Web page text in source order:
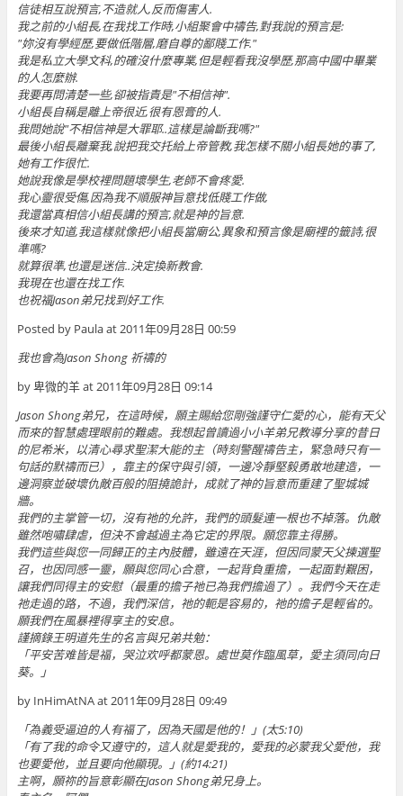
信徒相互說預言,不造就人,反而傷害人.
我之前的小組長,在我找工作時,小組聚會中禱告,對我說的預言是:
"妳沒有學經歷,要做低階層,磨自尊的鄙賤工作."
我是私立大學文科,的確沒什麼專業,但是輕看我沒學歷,那高中國中畢業
的人怎麼辦.
我要再問清楚一些,卻被指責是"不相信神".
小組長自稱是離上帝很近,很有恩膏的人.
我問她說"不相信神是大罪耶..這樣是論斷我嗎?"
最後小組長離棄我,說把我交托給上帝管教,我怎樣不關小組長她的事了,
她有工作很忙.
她說我像是學校裡問題壞學生,老師不會疼愛.
我心靈很受傷,因為我不順服神旨意找低賤工作做,
我還當真相信小組長講的預言,就是神的旨意.
後來才知道,我這樣就像把小組長當廟公,異象和預言像是廟裡的籤詩,很
準嗎?
就算很準,也還是迷信..決定換新教會.
我現在也還在找工作.
也祝福Jason弟兄找到好工作.
Posted by Paula at 2011年09月28日 00:59
我也會為Jason Shong 祈禱的
by 卑微的羊 at 2011年09月28日 09:14
Jason Shong弟兄，在這時候，願主賜給您剛強謹守仁愛的心，能有天父
而來的智慧處理眼前的難處。我想起曾讀過小小羊弟兄教導分享的昔日
的尼希米，以清心尋求聖潔大能的主（時刻警醒禱告主，緊急時只有一
句話的默禱而已），靠主的保守與引領，一邊冷靜堅毅勇敢地建造，一
邊洞察並破壞仇敵百般的阻撓詭計，成就了神的旨意而重建了聖城城
牆。
我們的主掌管一切，沒有祂的允許，我們的頭髮連一根也不掉落。仇敵
雖然咆嘯肆虐，但決不會越過主為它定的界限。願您靠主得勝。
我們這些與您一同歸正的主內肢體，雖遠在天涯，但因同蒙天父揀選聖
召，也因同感一靈，願與您同心合意，一起背負重擔，一起面對艱困，
讓我們同得主的安慰（最重的擔子祂已為我們擔過了）。我們今天在走
祂走過的路，不過，我們深信，祂的軛是容易的，祂的擔子是輕省的。
願我們在風暴裡得享主的安息。
謹摘錄王明道先生的名言與兄弟共勉：
「平安苦难皆是福，哭泣欢呼都蒙恩。處世莫作臨風草，愛主須同向日
葵。」
by InHimAtNA at 2011年09月28日 09:49
「為義受逼迫的人有福了，因為天國是他的！」(太5:10)
「有了我的命令又遵守的，這人就是愛我的，愛我的必蒙我父愛他，我
也要愛他，並且要向他顯現。」(約14:21)
主啊，願祢的旨意彰顯在Jason Shong弟兄身上。